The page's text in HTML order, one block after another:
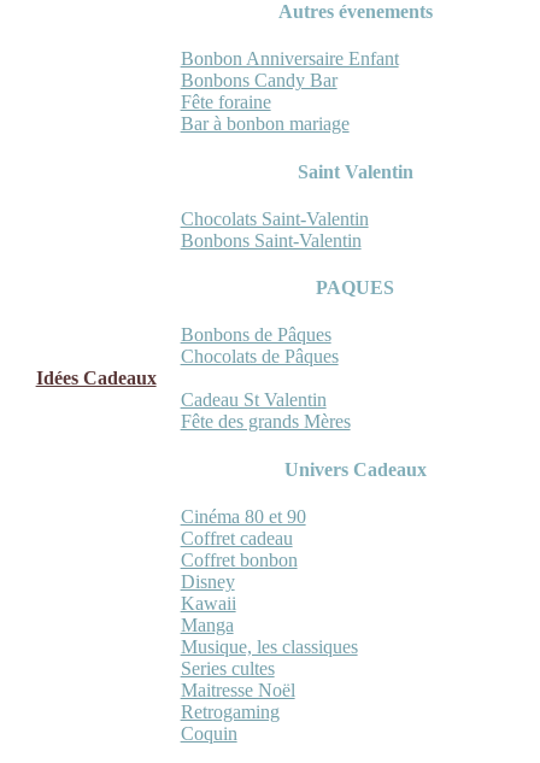
Autres évenements
Bonbon Anniversaire Enfant
Bonbons Candy Bar
Fête foraine
Bar à bonbon mariage
Saint Valentin
Chocolats Saint-Valentin
Bonbons Saint-Valentin
PAQUES
Bonbons de Pâques
Chocolats de Pâques
Idées Cadeaux
Cadeau St Valentin
Fête des grands Mères
Univers Cadeaux
Cinéma 80 et 90
Coffret cadeau
Coffret bonbon
Disney
Kawaii
Manga
Musique, les classiques
Series cultes
Maitresse Noël
Retrogaming
Coquin